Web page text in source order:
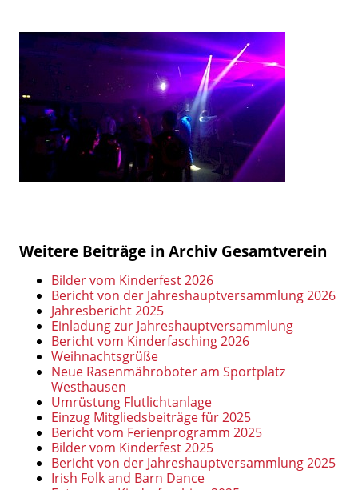
Weitere Beiträge in Archiv Gesamtverein
Bilder vom Kinderfest 2026
Bericht von der Jahreshauptversammlung 2026
Jahresbericht 2025
Einladung zur Jahreshauptversammlung
Bericht vom Kinderfasching 2026
Weihnachtsgrüße
Neue Rasenmähroboter am Sportplatz
Westhausen
Umrüstung Flutlichtanlage
Einzug Mitgliedsbeiträge für 2025
Bericht vom Ferienprogramm 2025
Bilder vom Kinderfest 2025
Bericht von der Jahreshauptversammlung 2025
Irish Folk and Barn Dance